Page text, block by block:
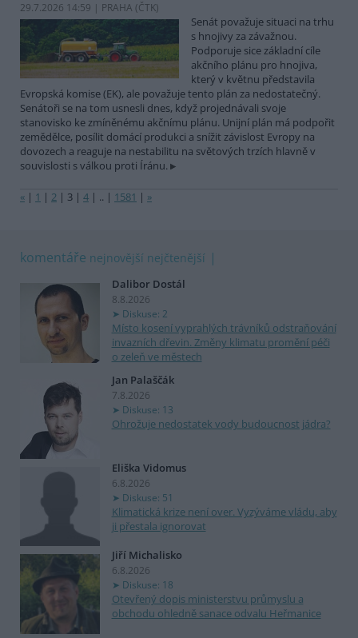
29.7.2026 14:59 | PRAHA (ČTK)
Senát považuje situaci na trhu
s hnojivy za závažnou.
Podporuje sice základní cíle
akčního plánu pro hnojiva,
který v květnu představila
Evropská komise (EK), ale považuje tento plán za nedostatečný.
Senátoři se na tom usnesli dnes, když projednávali svoje
stanovisko ke zmíněnému akčnímu plánu. Unijní plán má podpořit
zemědělce, posílit domácí produkci a snížit závislost Evropy na
dovozech a reaguje na nestabilitu na světových trzích hlavně v
souvislosti s válkou proti Íránu.
« | 1 | 2 | 3 | 4 | .. | 1581 | »
komentáře nejnovější nejčtenější
Dalibor Dostál
8.8.2026
Diskuse: 2
Místo kosení vyprahlých trávníků odstraňování
invazních dřevin. Změny klimatu promění péči
o zeleň ve městech
Jan Palaščák
7.8.2026
Diskuse: 13
Ohrožuje nedostatek vody budoucnost jádra?
Eliška Vidomus
6.8.2026
Diskuse: 51
Klimatická krize není over. Vyzýváme vládu, aby
ji přestala ignorovat
Jiří Michalisko
6.8.2026
Diskuse: 18
Otevřený dopis ministerstvu průmyslu a
obchodu ohledně sanace odvalu Heřmanice